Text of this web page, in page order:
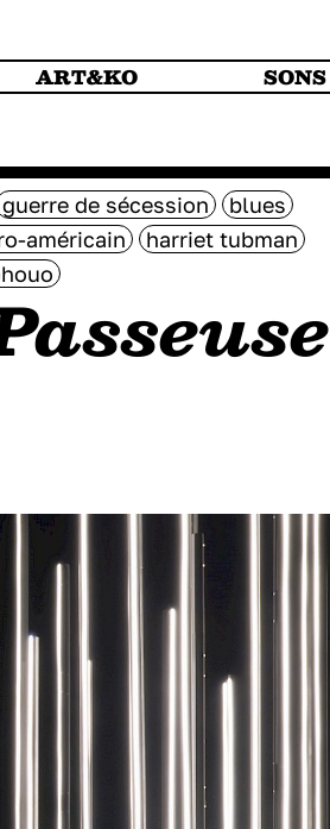
ART&KO SONS
guerre de sécession
blues
américain
harriet tubman